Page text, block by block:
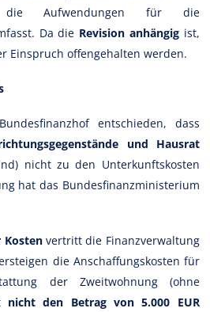
die Aufwendungen für die
Da die Revision anhängigist,
Einspruch offengehalten werden.
entschieden, dass
und Hausrat
nicht zu den Unterkunftskosten
hat das Bundesfinanzministerium
Kostenvertritt die Finanzverwaltung
die Anschaffungskosten für
der Zweitwohnung (ohne
nicht den Betrag von 5.000 EUR